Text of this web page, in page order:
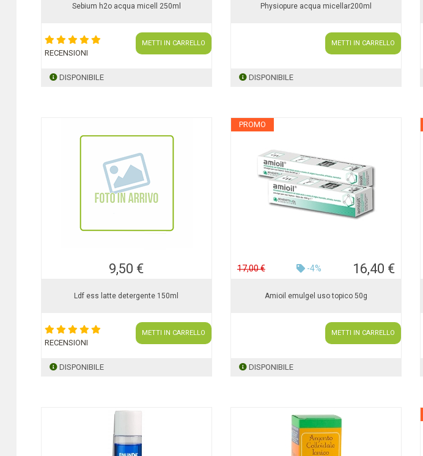
Sebium h2o acqua micell 250ml
RECENSIONI
METTI IN CARRELLO
DISPONIBILE
Physiopure acqua micellar200ml
METTI IN CARRELLO
DISPONIBILE
9,50 €
Ldf ess latte detergente 150ml
RECENSIONI
METTI IN CARRELLO
DISPONIBILE
PROMO
17,00 € -4% 16,40 €
Amioil emulgel uso topico 50g
METTI IN CARRELLO
DISPONIBILE